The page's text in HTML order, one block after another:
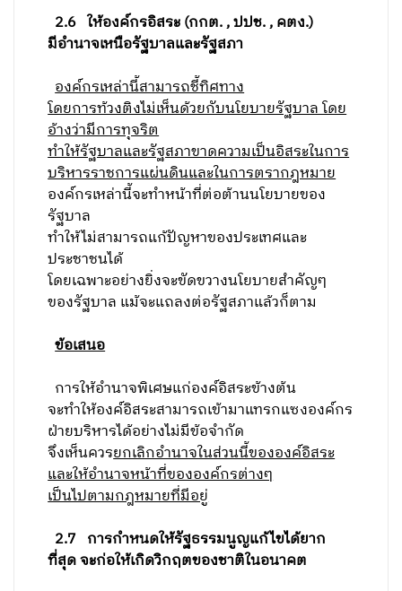
2.6 ให้องค์กรอิสระ (กกต. , ปปช. , คตง.)
มีอำนาจเหนือรัฐบาลและรัฐสภา
องค์กรเหล่านี้สามารถชี้ทิศทาง
โดยการท้วงติงไม่เห็นด้วยกับนโยบายรัฐบาล โดย
อ้างว่ามีการทุจริต
ทำให้รัฐบาลและรัฐสภาขาดความเป็นอิสระในการ
บริหารราชการแผ่นดินและในการตรากฎหมาย
องค์กรเหล่านี้จะทำหน้าที่ต่อต้านนโยบายของ
รัฐบาล
ทำให้ไม่สามารถแก้ปัญหาของประเทศและ
ประชาชนได้
โดยเฉพาะอย่างยิ่งจะขัดขวางนโยบายสำคัญๆ
ของรัฐบาล แม้จะแถลงต่อรัฐสภาแล้วก็ตาม
ข้อเสนอ
การให้อำนาจพิเศษแก่องค์อิสระข้างต้น
จะทำให้องค์อิสระสามารถเข้ามาแทรกแซงองค์กร
ฝ่ายบริหารได้อย่างไม่มีข้อจำกัด
จึงเห็นควรยกเลิกอำนาจในส่วนนี้ขององค์อิสระ
และให้อำนาจหน้าที่ขององค์กรต่างๆ
เป็นไปตามกฎหมายที่มีอยู่
2.7 การกำหนดให้รัฐธรรมนูญแก้ไขได้ยาก
ที่สุด จะก่อให้เกิดวิกฤตของชาติในอนาคต